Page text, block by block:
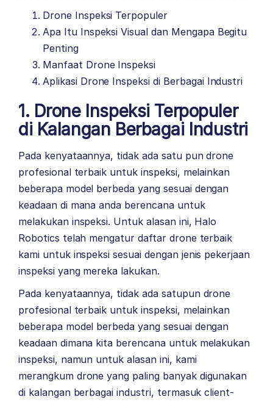
Drone Inspeksi Terpopuler
Apa Itu Inspeksi Visual dan Mengapa Begitu
Penting
Manfaat Drone Inspeksi
Aplikasi Drone Inspeksi di Berbagai Industri
1. Drone Inspeksi Terpopuler
di Kalangan Berbagai Industri
Pada kenyataannya, tidak ada satu pun drone
profesional terbaik untuk inspeksi, melainkan
beberapa model berbeda yang sesuai dengan
keadaan di mana anda berencana untuk
melakukan inspeksi. Untuk alasan ini, Halo
Robotics telah mengatur daftar drone terbaik
kami untuk inspeksi sesuai dengan jenis pekerjaan
inspeksi yang mereka lakukan.
Pada kenyataannya, tidak ada satupun drone
profesional terbaik untuk inspeksi, melainkan
beberapa model berbeda yang sesuai dengan
keadaan dimana kita berencana untuk melakukan
inspeksi, namun untuk alasan ini, kami
merangkum drone yang paling banyak digunakan
di kalangan berbagai industri, termasuk client-